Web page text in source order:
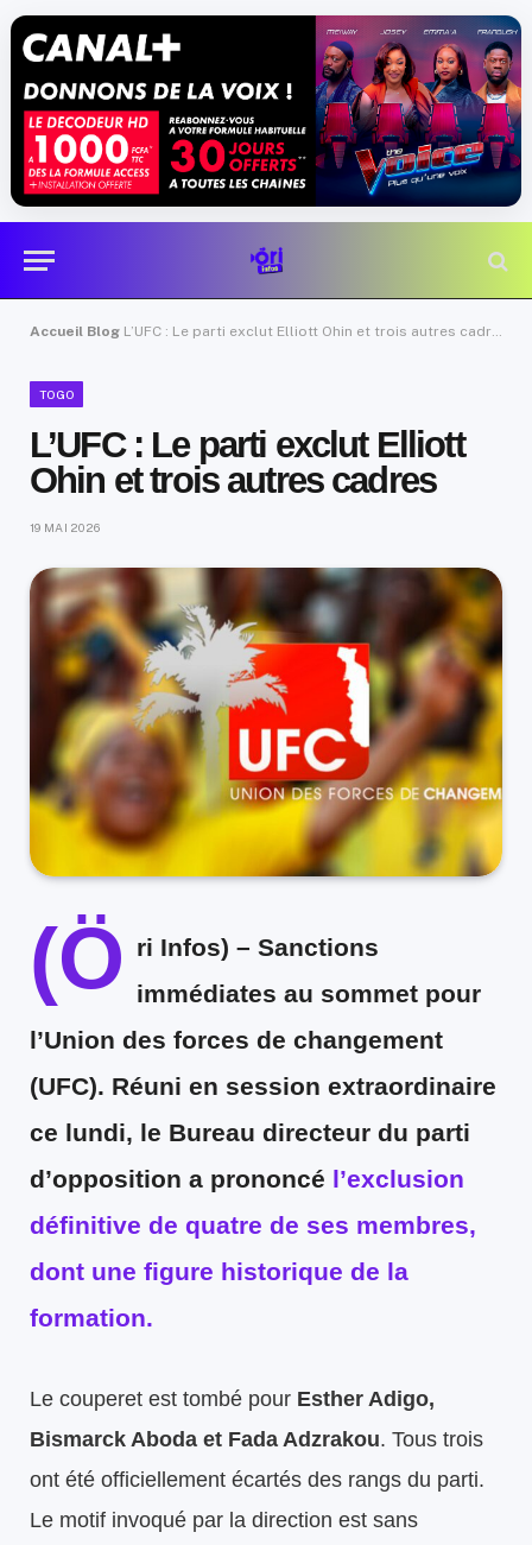
Accueil Blog L’UFC : Le parti exclut Elliott Ohin et trois autres cadres
TOGO
L’UFC : Le parti exclut Elliott
Ohin et trois autres cadres
19 MAI 2026
(Ö ri Infos) – Sanctions
immédiates au sommet pour
l’Union des forces de changement
(UFC). Réuni en session extraordinaire
ce lundi, le Bureau directeur du parti
d’opposition a prononcé l’exclusion
définitive de quatre de ses membres,
dont une figure historique de la
formation.
Le couperet est tombé pour Esther Adigo,
Bismarck Aboda et Fada Adzrakou. Tous trois
ont été officiellement écartés des rangs du parti.
Le motif invoqué par la direction est sans